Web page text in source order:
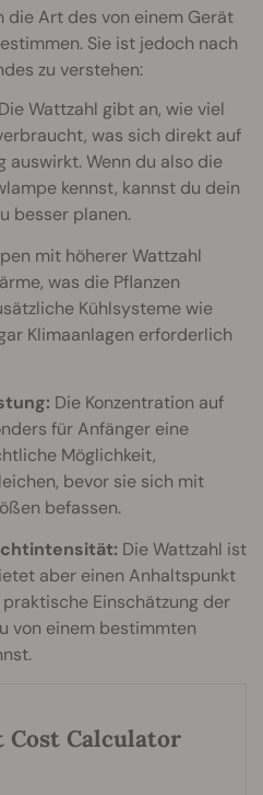
die Art des von einem Gerät
Sie ist jedoch nach
zu verstehen:
Die Wattzahl gibt an, wie viel
was sich direkt auf
auswirkt. Wenn du also die
kennst, kannst du dein
besser planen.
mit höherer Wattzahl
was die Pflanzen
Kühlsysteme wie
Klimaanlagen erforderlich
Die Konzentration auf
für Anfänger eine
Möglichkeit,
bevor sie sich mit
befassen.
Die Wattzahl ist
aber einen Anhaltspunkt
Einschätzung der
von einem bestimmten
Cost Calculator